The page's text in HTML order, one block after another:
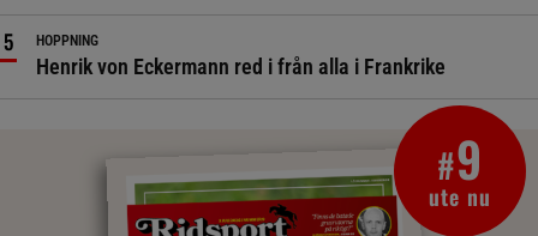
HOPPNING
Henrik von Eckermann red i från alla i Frankrike
#9
ute nu